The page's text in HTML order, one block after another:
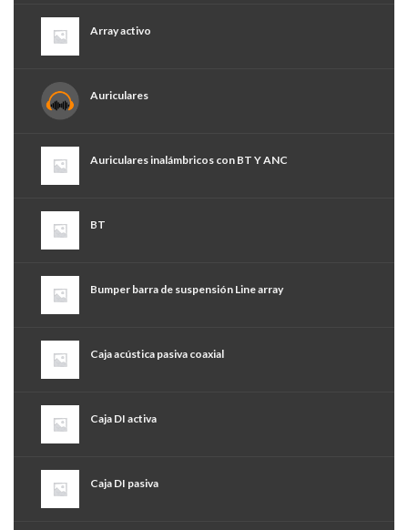
Array activo
Auriculares
Auriculares inalámbricos con BT Y ANC
BT
Bumper barra de suspensión Line array
Caja acústica pasiva coaxial
Caja DI activa
Caja DI pasiva